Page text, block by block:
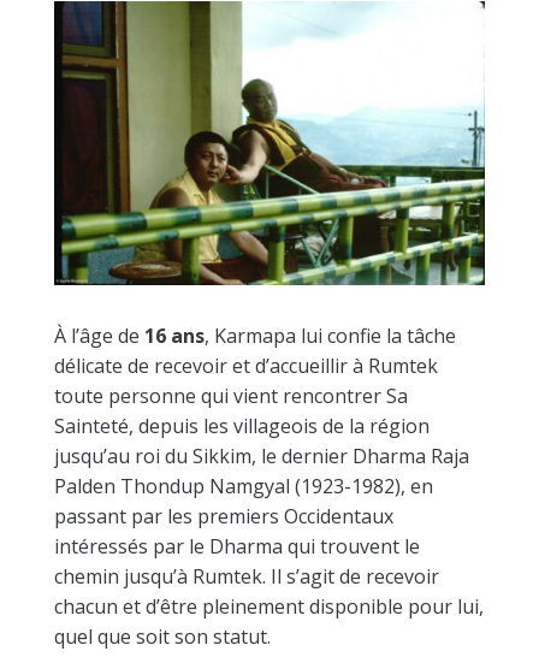
À l’âge de 16 ans, Karmapa lui confie la tâche
délicate de recevoir et d’accueillir à Rumtek
toute personne qui vient rencontrer Sa
Sainteté, depuis les villageois de la région
jusqu’au roi du Sikkim, le dernier Dharma Raja
Palden Thondup Namgyal (1923-1982), en
passant par les premiers Occidentaux
intéressés par le Dharma qui trouvent le
chemin jusqu’à Rumtek. Il s’agit de recevoir
chacun et d’être pleinement disponible pour lui,
quel que soit son statut.